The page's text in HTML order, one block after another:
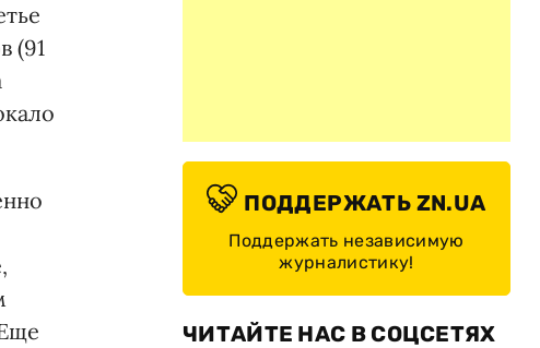
(91
ПОДДЕРЖАТЬ ZN.UA
Поддержать независимую
журналистику!
ЧИТАЙТЕ НАС В СОЦСЕТЯХ